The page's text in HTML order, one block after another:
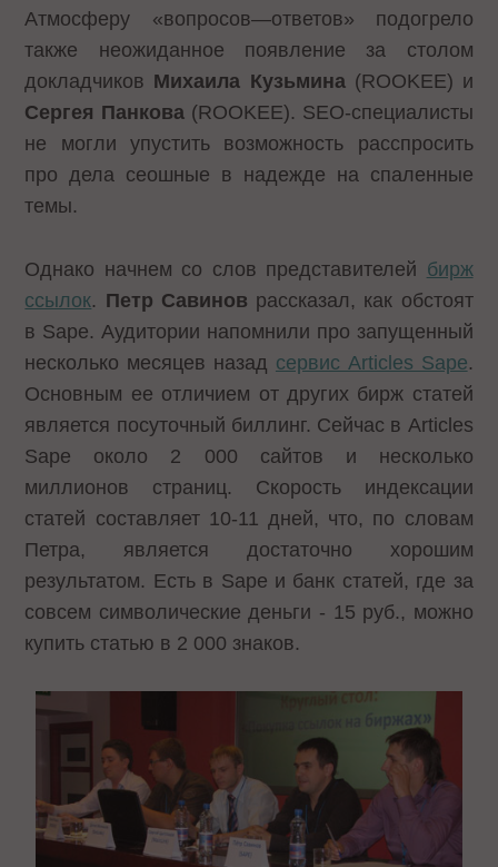
Атмосферу «вопросов—ответов» подогрело
также неожиданное появление за столом
докладчиков Михаила Кузьмина (ROOKEE) и
Сергея Панкова (ROOKEE). SEO-специалисты
не могли упустить возможность расспросить
про дела сеошные в надежде на спаленные
темы.
Однако начнем со слов представителей бирж
ссылок. Петр Савинов рассказал, как обстоят
в Sape. Аудитории напомнили про запущенный
несколько месяцев назад сервис Articles Sape.
Основным ее отличием от других бирж статей
является посуточный биллинг. Сейчас в Articles
Sape около 2 000 сайтов и несколько
миллионов страниц. Скорость индексации
статей составляет 10-11 дней, что, по словам
Петра, является достаточно хорошим
результатом. Есть в Sape и банк статей, где за
совсем символические деньги - 15 руб., можно
купить статью в 2 000 знаков.